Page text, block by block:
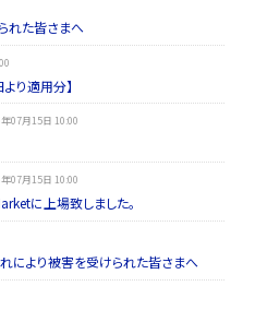
れた皆さまへ
り適用分】
07月15日 10:00
07月15日 10:00
に上場致しました。
により被害を受けられた皆さまへ